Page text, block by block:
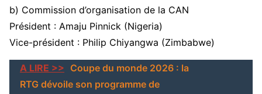
b) Commission d’organisation de la CAN
Président : Amaju Pinnick (Nigeria)
Vice-président : Philip Chiyangwa (Zimbabwe)
A LIRE >> Coupe du monde 2026 : la
RTG dévoile son programme de